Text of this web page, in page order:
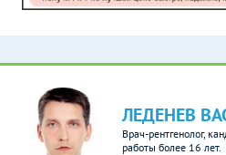
ЛЕДЕНЕВ
Врач-рентгенолог,
работы более 16 лет.